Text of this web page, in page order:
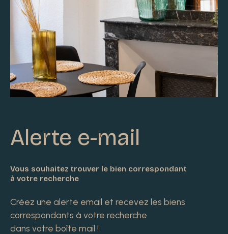
Alerte e-mail
Vous souhaitez trouver le bien correspondant
à votre recherche
Créez une alerte email et recevez les biens
correspondants à votre recherche
dans votre boîte mail !